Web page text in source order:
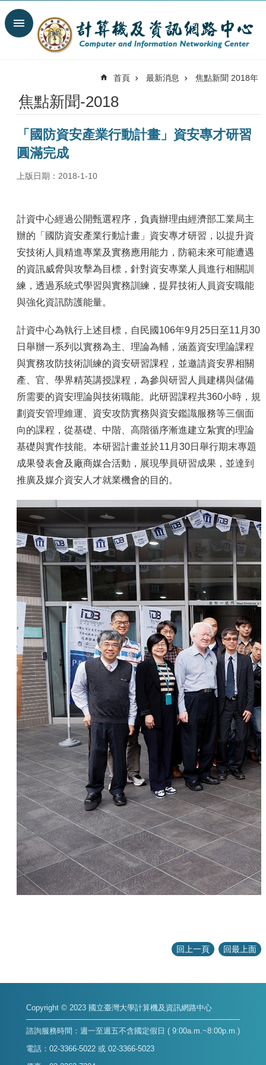
跳到主要內容區塊
搜
尋
最
息
於
服
務
陣
容
服
務
源
資
安
專
區
聯
我
們
首頁 最新消息 焦點新聞 2018年
焦點新聞-2018
「國防資安產業行動計畫」資安專才研習
圓滿完成
上版日期：2018-1-10
計資中心經過公開甄選程序，負責辦理由經濟部工業局主
辦的「國防資安產業行動計畫」資安專才研習，以提升資
安技術人員精進專業及實務應用能力，防範未來可能遭遇
的資訊威脅與攻擊為目標，針對資安專業人員進行相關訓
練，透過系統式學習與實務訓練，提昇技術人員資安職能
與強化資訊防護能量。
計資中心為執行上述目標，自民國106年9月25日至11月30
日舉辦一系列以實務為主、理論為輔，涵蓋資安理論課程
與實務攻防技術訓練的資安研習課程，並邀請資安界相關
產、官、學界精英講授課程，為參與研習人員建構與儲備
所需要的資安理論與技術職能。此研習課程共360小時，規
劃資安管理維運、資安攻防實務與資安鑑識服務等三個面
向的課程，從基礎、中階、高階循序漸進建立紮實的理論
基礎與實作技能。本研習計畫並於11月30日舉行期末專題
成果發表會及廠商媒合活動，展現學員研習成果，並達到
推廣及媒介資安人才就業機會的目的。
回上一頁 回最上面
Copyright © 2023 國立臺灣大學計算機及資訊網路中心
諮詢服務時間：週一至週五不含國定假日 ( 9:00a.m.~8:00p.m.)
電話：02-3366-5022 或 02-3366-5023